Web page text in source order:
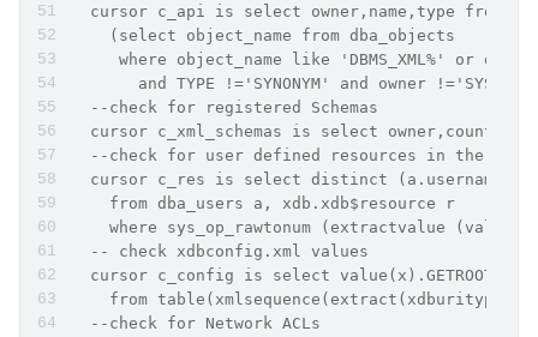
cursor c_api is select owner,name,type from
    (select object_name from dba_objects
where object_name like 'DBMS_XML%' or
       and TYPE !='SYNONYM' and owner !='SYS';
  --check for registered Schemas
cursor c_xml_schemas is select owner,count(*)
--check for user defined resources in the
cursor c_res is select distinct (a.username)
    from dba_users a, xdb.xdb$resource r
where sys_op_rawtonum (extractvalue
  -- check xdbconfig.xml values
cursor c_config is select
from
  --check for Network ACLs